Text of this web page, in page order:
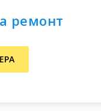
ремонт